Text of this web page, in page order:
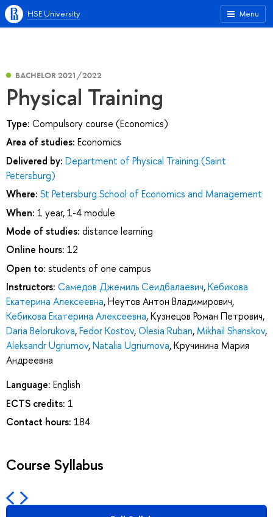
Menu
HSE University
BACHELOR 2021/2022
Physical Training
Type: Compulsory course (Economics)
Area of studies: Economics
Delivered by: Department of Physical Training (Saint
Petersburg)
Where: St Petersburg School of Economics and Management
When: 1 year, 1-4 module
Mode of studies: distance learning
Online hours: 12
Open to: students of one campus
Instructors: Самедов Джемиль Сеидбалаевич,Кебикова
Екатерина Алексеевна,Неутов Антон Владимирович,
Кебикова Екатерина Алексеевна,Кузнецов Роман Петрович,
Daria Belorukova,Fedor Kostov,Olesia Ruban, Mikhail Shanskov,
Aleksandr Ugriumov,Natalia Ugriumova,Кручинина Мария
Андреевна
Language: English
ECTS credits: 1
Contact hours: 184
Course Syllabus